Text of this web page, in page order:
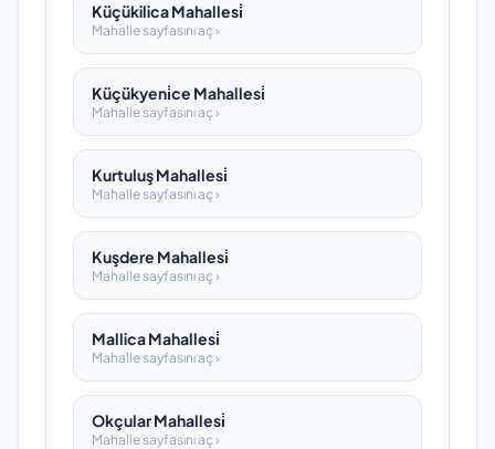
Küçükilica Mahallesi̇
Mahalle sayfasını aç ›
Küçükyeni̇ce Mahallesi̇
Mahalle sayfasını aç ›
Kurtuluş Mahallesi̇
Mahalle sayfasını aç ›
Kuşdere Mahallesi̇
Mahalle sayfasını aç ›
Mallica Mahallesi̇
Mahalle sayfasını aç ›
Okçular Mahallesi̇
Mahalle sayfasını aç ›